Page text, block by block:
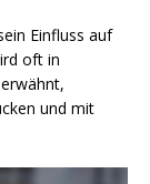
Einfluss auf
oft in
und mit